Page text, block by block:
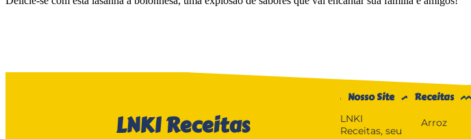
LNKIReceitas
Nosso Site
LNKI
Receitas, seu
Receitas
Arroz